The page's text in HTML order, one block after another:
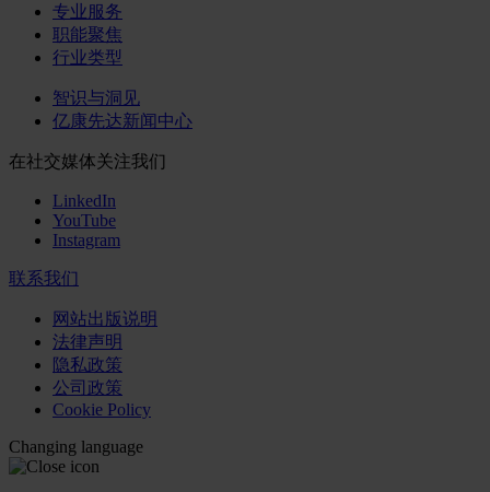
专业服务
职能聚焦
行业类型
智识与洞见
亿康先达新闻中心
在社交媒体关注我们
LinkedIn
YouTube
Instagram
联系我们
网站出版说明
法律声明
隐私政策
公司政策
Cookie Policy
Changing language